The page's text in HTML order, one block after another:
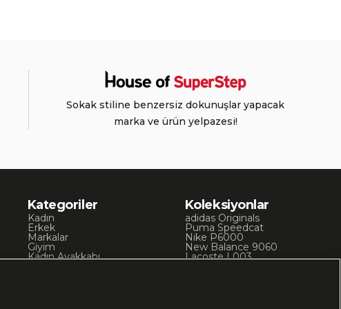
Sokak stiline benzersiz dokunuşlar yapacak
marka ve ürün yelpazesi!
Kategoriler
Kadın
Erkek
Markalar
Giyim
Kadın Ayakkabı
Koleksiyonlar
adidas Originals
Puma Speedcat
Nike P6000
New Balance 9060
Lacoste L003